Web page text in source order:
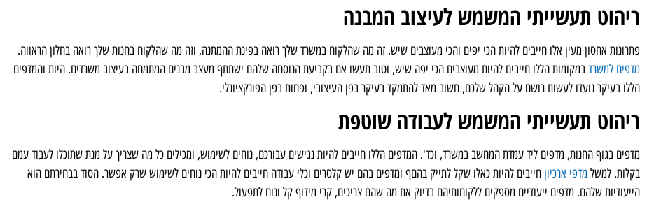
ריהוט תעשייתי המשמש לעיצוב המבנה
פתרונות אחסון מעין אלו חייבים להיות הכי יפים והכי מעוצבים שיש. זה מה שהלקוח במשרד שלך רואה בפינת ההמתנה, וזה מה שהלקוח בחנות שלך רואה בחלון הראווה.
מדפים למשרדבמקומות הללו חייבים להיות מעוצבים הכי יפה שיש, וטוב תעשו אם בקביעת הנוסחה שלהם ישתתף מעצב מבנים המתמחה בעיצוב משרדים. היות והמדפים
הללו בעיקר נועדו לעשות רושם על הקהל שלכם, חשוב מאד להתמקד בעיקר בפן העיצובי, ופחות בפן הפונקציונלי.
ריהוט תעשייתי המשמש לעבודה שוטפת
מדפים בגוף החנות, מדפים ליד עמדת המחשב במשרד, וכד'. המדפים הללו חייבים להיות נגישים עבורכם, נוחים לשימוש, ומכילים כל מה שצריך על מנת שתוכלו לעבוד עמם
בקלות. למשל מדפי ארכיון חייבים להיות כאלו שקל לתייק בהםף ומדפים בהם יש קלסרים וכלי עבודה חייבים להיות הכי נוחים לשימוש שרק אפשר. הסוד בבחירתם הוא
הייעודיות שלהם. מדפים ייעודיים מספקים ללקוחותיהם בדיוק את מה שהם צריכים, קרי מידוף קל ונוח לתפעול.